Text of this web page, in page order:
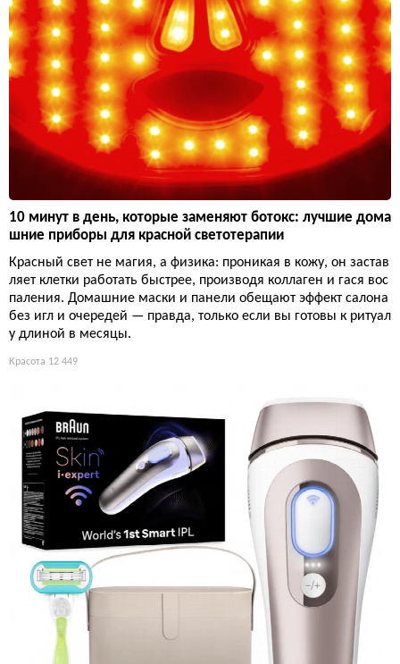
10 минут в день, которые заменяют ботокс: лучшие дома
шние приборы для красной светотерапии
Красный свет не магия, а физика: проникая в кожу, он застав
ляет клетки работать быстрее, производя коллаген и гася вос
паления. Домашние маски и панели обещают эффект салона
без игл и очередей — правда, только если вы готовы к ритуал
у длиной в месяцы.
Красота 12 449